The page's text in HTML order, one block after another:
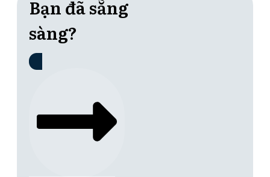
Bạn đã sẵng
sàng?